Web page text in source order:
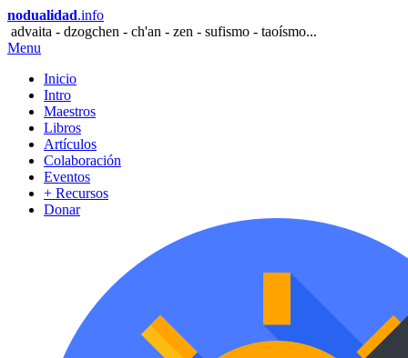
nodualidad.info
advaita - dzogchen - ch'an - zen - sufismo - taoísmo...
Menu
Inicio
Intro
Maestros
Libros
Artículos
Colaboración
Eventos
+ Recursos
Donar